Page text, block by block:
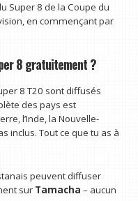
Super 8 de la Coupe du
en commençant par
8 gratuitement ?
8 T20 sont diffusés
des pays est
l’Inde, la Nouvelle-
inclus. Tout ce que tu as à
peuvent diffuser
sur Tamacha – aucun